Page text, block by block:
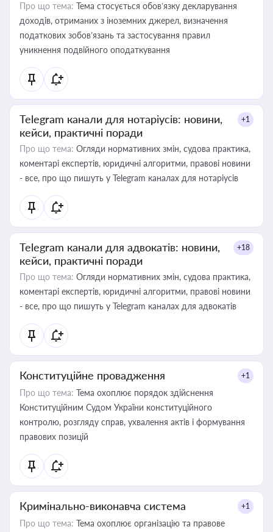
Про що тема: Тема стосується обов’язку декларування
доходів, отриманих з іноземних джерел, визначення
податкових зобов’язань та застосування правил
уникнення подвійного оподаткування
Telegram канали для нотаріусів: новини,
кейси, практичні поради
+1
Про що тема: Огляди нормативних змін, судова практика,
коментарі експертів, юридичні алгоритми, правові новини
- все, про що пишуть у Telegram каналах для нотаріусів
Telegram канали для адвокатів: новини,
кейси, практичні поради
+18
Про що тема: Огляди нормативних змін, судова практика,
коментарі експертів, юридичні алгоритми, правові новини
- все, про що пишуть у Telegram каналах для адвокатів
Конституційне провадження +1
Про що тема: Тема охоплює порядок здійснення
Конституційним Судом України конституційного
контролю, розгляду справ, ухвалення актів і формування
правових позицій
Кримінально-виконавча система +1
Про що тема: Тема охоплює організацію та правове